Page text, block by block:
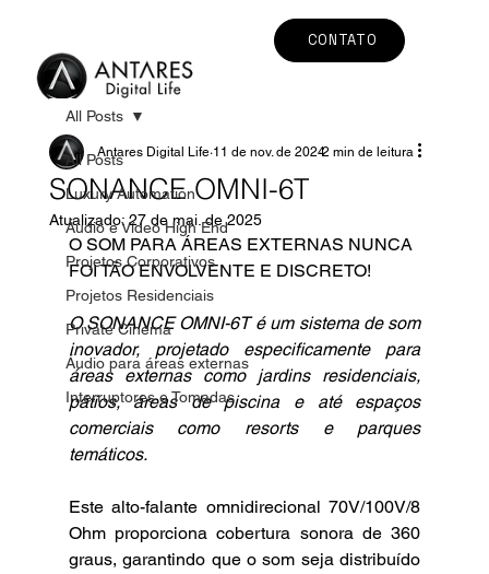
CONTATO
All Posts
Luxury Automation
Áudio e Vídeo High End
Projetos Corporativos
Projetos Residenciais
Private Cinema
Áudio para áreas externas
Interruptores e Tomadas
All Posts
SONANCE OMNI-6T
Antares Digital Life 11 de nov. de 20242 min de leitura
Atualizado: 27 de mai. de 2025
O SOM PARA ÁREAS EXTERNAS NUNCA
FOI TÃO ENVOLVENTE E DISCRETO!
O SONANCE OMNI-6T é um sistema de som
inovador, projetado especificamente para
áreas externas como jardins residenciais,
pátios, áreas de piscina e até espaços
comerciais como resorts e parques
temáticos.
Este alto-falante omnidirecional 70V/100V/8
Ohm proporciona cobertura sonora de 360
graus, garantindo que o som seja distribuído